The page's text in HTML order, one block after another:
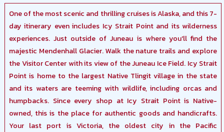
One of the most scenic and thrilling cruises is Alaska, and this 7-
day itinerary even includes Icy Strait Point and its wilderness
experiences. Just outside of Juneau is where you'll find the
majestic Mendenhall Glacier. Walk the nature trails and explore
the Visitor Center with its view of the Juneau Ice Field. Icy Strait
Point is home to the largest Native Tlingit village in the state
and its waters are teeming with wildlife, including orcas and
humpbacks. Since every shop at Icy Strait Point is Native-
owned, this is the place for authentic goods and handicrafts.
Your last port is Victoria, the oldest city in the Pacific